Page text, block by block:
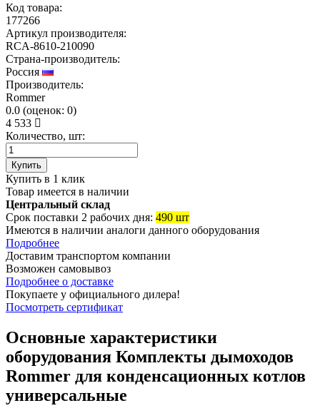
Код товара:
177266
Артикул производителя:
RCA-8610-210090
Страна-производитель:
Россия
Производитель:
Rommer
0.0 (оценок: 0)
4 533
Количество, шт:
Купить
Купить в 1 клик
Товар имеется в наличии
Центральный склад
Срок поставки 2 рабочих дня: 490 шт
Имеются в наличии аналоги данного оборудования
Подробнее
Доставим транспортом компании
Возможен самовывоз
Подробнее о доставке
Покупаете у официального дилера!
Посмотреть сертификат
Основные характеристики
оборудования Комплекты дымоходов
Rommer для конденсационных котлов
универсальные